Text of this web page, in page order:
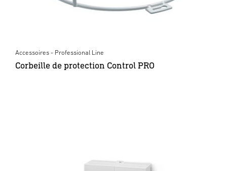
Accessoires - Professional Line
Corbeille de protection Control PRO